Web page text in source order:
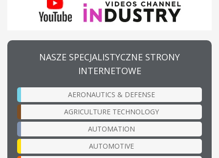
NASZE SPECJALISTYCZNE STRONY
INTERNETOWE
AERONAUTICS & DEFENSE
AGRICULTURE TECHNOLOGY
AUTOMATION
AUTOMOTIVE